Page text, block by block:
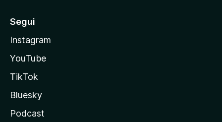
Segui
Instagram
YouTube
TikTok
Bluesky
Podcast